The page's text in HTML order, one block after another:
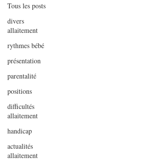
Tous les posts
divers
allaitement
rythmes bébé
présentation
parentalité
positions
difficultés
allaitement
handicap
actualités
allaitement